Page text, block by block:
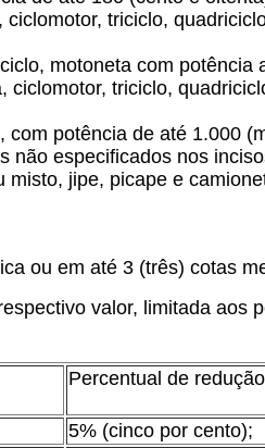
triciclo,
motoneta com
triciclo,
potência de até 1.000
não especificados nos
jipe, picape e
ou em até 3 (três) cotas
valor, limitada
Percentual de redução
5% (cinco por cento);